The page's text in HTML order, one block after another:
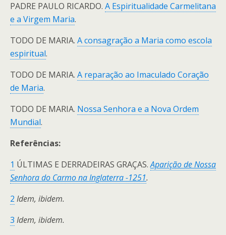
PADRE PAULO RICARDO. A Espiritualidade Carmelitana
e a Virgem Maria.
TODO DE MARIA. A consagração a Maria como escola
espiritual.
TODO DE MARIA. A reparação ao Imaculado Coração
de Maria.
TODO DE MARIA. Nossa Senhora e a Nova Ordem
Mundial.
Referências:
1 ÚLTIMAS E DERRADEIRAS GRAÇAS.Aparição de Nossa
Senhora do Carmo na Inglaterra -1251.
2 Idem, ibidem.
3 Idem, ibidem.